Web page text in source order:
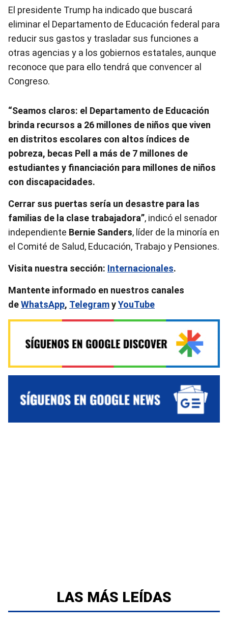
El presidente Trump ha indicado que buscará
eliminar el Departamento de Educación federal para
reducir sus gastos y trasladar sus funciones a
otras agencias y a los gobiernos estatales, aunque
reconoce que para ello tendrá que convencer al
Congreso.
“Seamos claros: el Departamento de Educación
brinda recursos a 26 millones de niños que viven
en distritos escolares con altos índices de
pobreza, becas Pell a más de 7 millones de
estudiantes y financiación para millones de niños
con discapacidades.
Cerrar sus puertas sería un desastre para las
familias de la clase trabajadora”, indicó el senador
independiente Bernie Sanders, líder de la minoría en
el Comité de Salud, Educación, Trabajo y Pensiones.
Visita nuestra sección: Internacionales.
Mantente informado en nuestros canales
deWhatsApp, TelegramyYouTube
LAS MÁS LEÍDAS